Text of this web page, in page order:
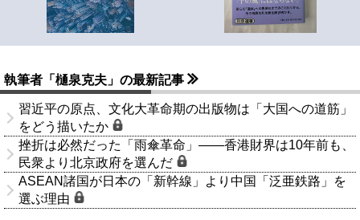
執筆者「樋泉克夫」の最新記事
習近平の原点、文化大革命期の出版物は「大国への道筋」
をどう描いたか
挫折は必然だった「雨傘革命」――香港財界は10年前も、
民衆より北京政府を選んだ
ASEAN諸国が日本の「新幹線」より中国「泛亜鉄路」を
選ぶ理由